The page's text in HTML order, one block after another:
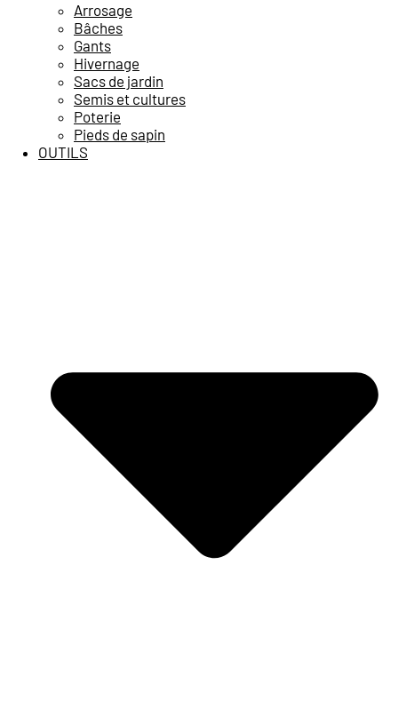
Arrosage
Bâches
Gants
Hivernage
Sacs de jardin
Semis et cultures
Poterie
Pieds de sapin
OUTILS